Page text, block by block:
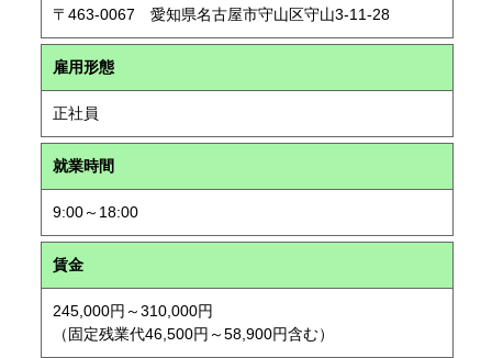
〒463-0067 愛知県名古屋市守山区守山3-11-28
雇用形態
正社員
就業時間
9:00～18:00
賃金
245,000円～310,000円
（固定残業代46,500円～58,900円含む）